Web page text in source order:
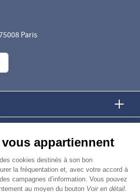
appartiennent
cookies destinés à son bon
la fréquentation et, avec votre accord à
campagnes d’information. Vous pouvez
au moyen du bouton Voir en détail
Paris